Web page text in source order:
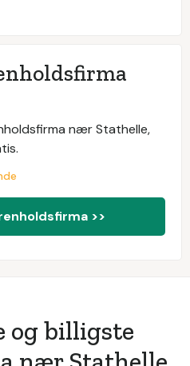
nær Stathelle,
>>
og billigste